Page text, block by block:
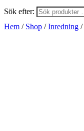
Sök efter:
Hem / Shop /Inredning /